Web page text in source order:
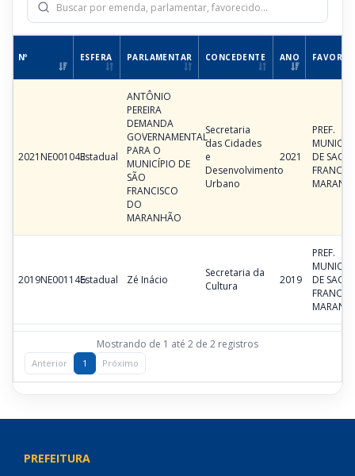
Nº ESFERA PARLAMENTAR CONCEDENTE ANO
2021NE001043Estadual
ANTÔNIO
PEREIRA
DEMANDA
GOVERNAMENTAL
PARA O
MUNICÍPIO DE
SÃO
FRANCISCO
DO
MARANHÃO
Secretaria
das Cidades
e
Desenvolvimento
Urbano
2021
PREF.
DE SAO
2019NE001146Estadual Zé Inácio
Secretaria da
Cultura
2019
PREF.
DE SAO
Mostrando de 1 até 2 de 2 registros
Anterior 1 Próximo
PREFEITURA